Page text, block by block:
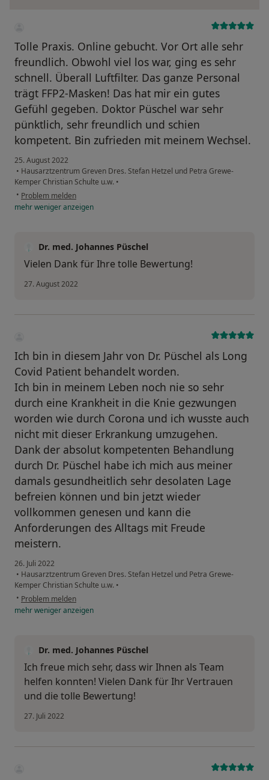
Tolle Praxis. Online gebucht. Vor Ort alle sehr
freundlich. Obwohl viel los war, ging es sehr
schnell. Überall Luftfilter. Das ganze Personal
trägt FFP2-Masken! Das hat mir ein gutes
Gefühl gegeben. Doktor Püschel war sehr
pünktlich, sehr freundlich und schien
kompetent. Bin zufrieden mit meinem Wechsel.
25. August 2022
• Hausarztzentrum Greven Dres. Stefan Hetzel und Petra Grewe-
Kemper Christian Schulte u.w. •
• Problem melden
mehrwenigeranzeigen
Dr. med. Johannes Püschel
Vielen Dank für Ihre tolle Bewertung!
27. August 2022
Ich bin in diesem Jahr von Dr. Püschel als Long
Covid Patient behandelt worden.
Ich bin in meinem Leben noch nie so sehr
durch eine Krankheit in die Knie gezwungen
worden wie durch Corona und ich wusste auch
nicht mit dieser Erkrankung umzugehen.
Dank der absolut kompetenten Behandlung
durch Dr. Püschel habe ich mich aus meiner
damals gesundheitlich sehr desolaten Lage
befreien können und bin jetzt wieder
vollkommen genesen und kann die
Anforderungen des Alltags mit Freude
meistern.
26. Juli 2022
• Hausarztzentrum Greven Dres. Stefan Hetzel und Petra Grewe-
Kemper Christian Schulte u.w. •
• Problem melden
mehrwenigeranzeigen
Dr. med. Johannes Püschel
Ich freue mich sehr, dass wir Ihnen als Team
helfen konnten! Vielen Dank für Ihr Vertrauen
und die tolle Bewertung!
27. Juli 2022